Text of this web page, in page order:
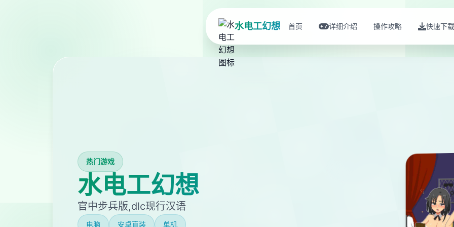
水电工幻想 首页 详细介绍 操作攻略 快速下载
热门游戏
水电工幻想
官中步兵版,dlc现行汉语
电脑 安卓直装 单机